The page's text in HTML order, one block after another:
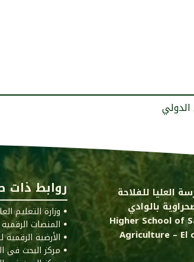
العليا للفلاحة
بالوادي
Higher School of
Agriculture – El
روابط ذات
ꔷ وزارة التعليم العالي والبحث العلمي
ꔷ المنصات الرقمية لوزارة التعليم العالي والبحث العلم
ꔷ الأرضية الرقمية للوزارة بروقرس
ꔷ مركز البحث في الإعلام العلمي و التقني